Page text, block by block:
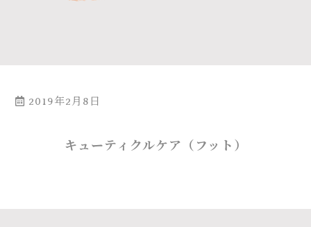
2019年2月8日
キューティクルケア（フット）